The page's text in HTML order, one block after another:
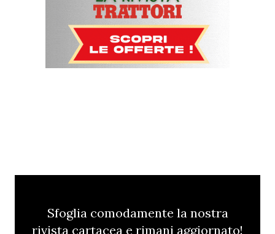
Sfoglia comodamente la nostra
rivista cartacea e rimani aggiornato!